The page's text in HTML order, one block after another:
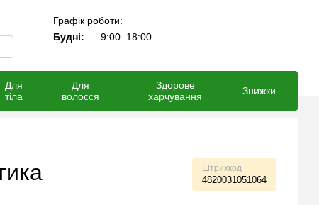
Графік роботи:
Будні:
9:00–18:00
Для
тіла
Для
волосся
Здорове
харчування
Знижки
Штрихкод
4820031051064